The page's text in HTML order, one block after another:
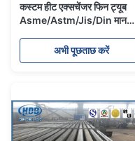
कस्टम हीट एक्सचेंजर फिन ट्यूब
Asme/Astm/Jis/Din मानकों
अभी पूछताछ करें